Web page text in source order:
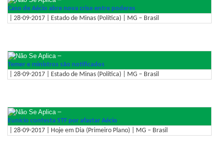
Caso de Aécio abre nova crise entre poderes
| 28-09-2017 | Estado de Minas (Política) | MG – Brasil
–
Temer e ministros são notificados
| 28-09-2017 | Estado de Minas (Política) | MG – Brasil
–
Eunício contesta STF por afastar Aécio
| 28-09-2017 | Hoje em Dia (Primeiro Plano) | MG – Brasil